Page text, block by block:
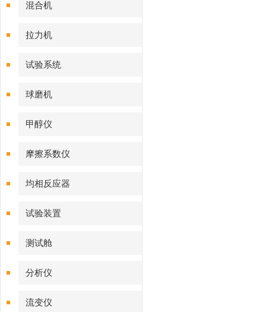
混合机
拉力机
试验系统
球磨机
甲醇仪
摩擦系数仪
均相反应器
试验装置
测试舱
分析仪
流变仪